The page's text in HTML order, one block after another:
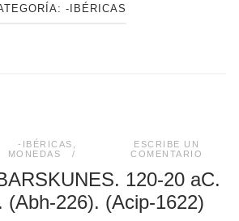
-IBÉRICAS
-IBÉRICAS
MONEDAS
ESCRIBE UN
COMENTARIO
120-20 aC.
(Abh-226). (Acip-1622)